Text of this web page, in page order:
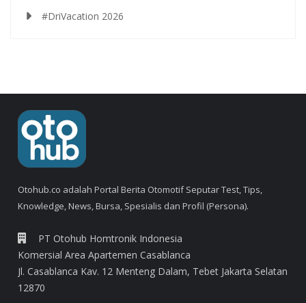
#DriVacation 2026
Otohub.co adalah Portal Berita Otomotif Seputar Test, Tips,
Knowledge, News, Bursa, Spesialis dan Profil (Persona).
PT Otohub Homtronik Indonesia
Komersial Area Apartemen Casablanca
Jl. Casablanca Kav. 12 Menteng Dalam, Tebet Jakarta Selatan
12870